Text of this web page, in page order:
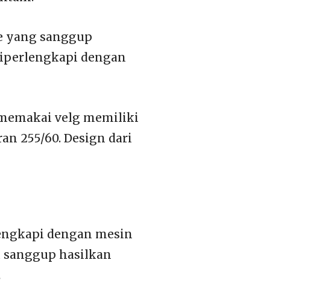
yang sanggup
dengan
velg memiliki
255/60. Design dari
dengan mesin
sanggup hasilkan